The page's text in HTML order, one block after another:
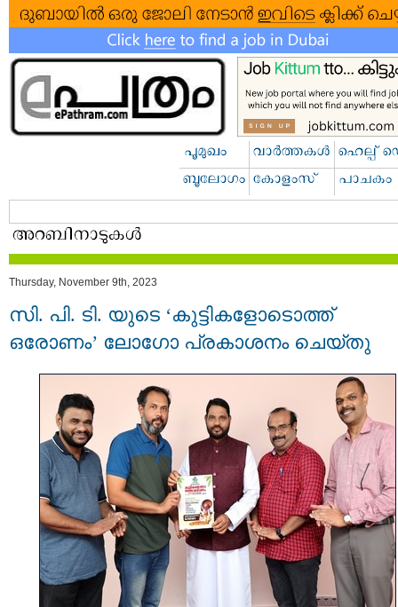
Thursday, November 9th, 2023
സി. പി. ടി. യുടെ ‘കുട്ടികളോടൊത്ത്
ഒരോണം’ ലോഗോ പ്രകാശനം ചെയ്തു